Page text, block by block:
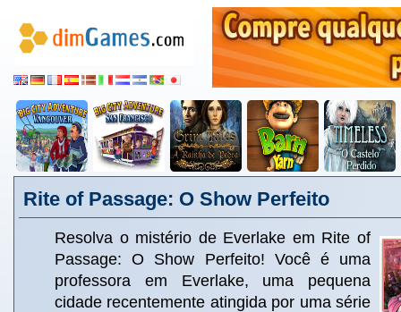
Rite of Passage: O Show Perfeito
Resolva o mistério de Everlake em Rite of
Passage: O Show Perfeito! Você é uma
professora em Everlake, uma pequena
cidade recentemente atingida por uma série